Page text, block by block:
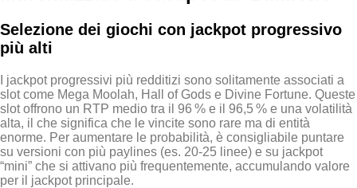
Selezione dei giochi con jackpot progressivo
più alti
I jackpot progressivi più redditizi sono solitamente associati a
slot come Mega Moolah, Hall of Gods e Divine Fortune. Queste
slot offrono un RTP medio tra il 96 % e il 96,5 % e una volatilità
alta, il che significa che le vincite sono rare ma di entità
enorme. Per aumentare le probabilità, è consigliabile puntare
su versioni con più paylines (es. 20‑25 linee) e su jackpot
“mini” che si attivano più frequentemente, accumulando valore
per il jackpot principale.